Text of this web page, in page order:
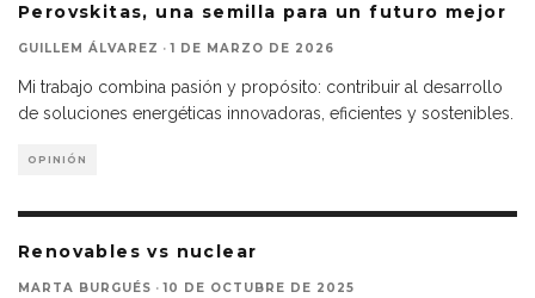
Perovskitas, una semilla para un futuro mejor
GUILLEM ÁLVAREZ · 1 DE MARZO DE 2026
Mi trabajo combina pasión y propósito: contribuir al desarrollo
de soluciones energéticas innovadoras, eficientes y sostenibles.
OPINIÓN
Renovables vs nuclear
MARTA BURGUÉS · 10 DE OCTUBRE DE 2025